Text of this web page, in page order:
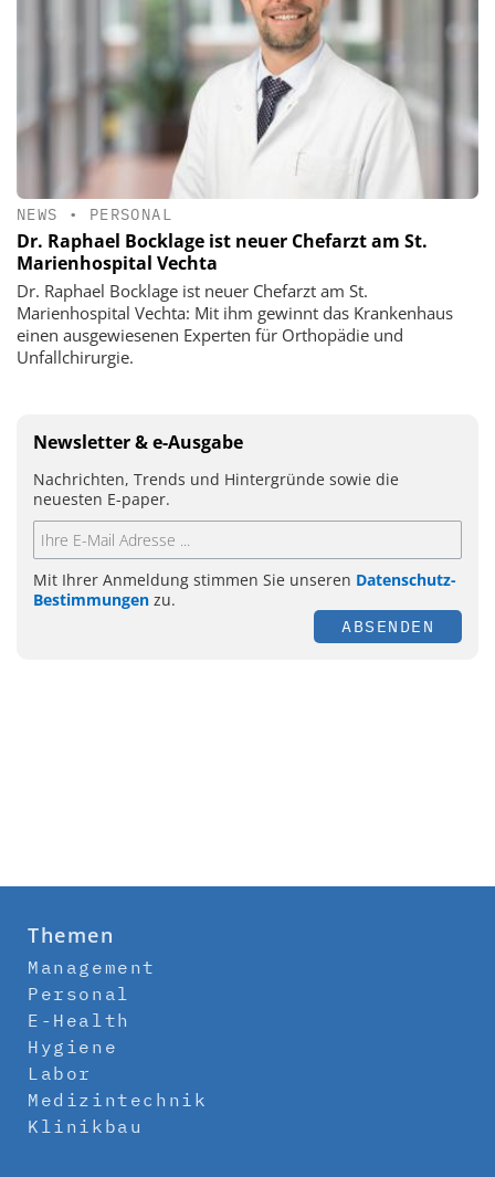
NEWS • PERSONAL
Dr. Raphael Bocklage ist neuer Chefarzt am St.
Marienhospital Vechta
Dr. Raphael Bocklage ist neuer Chefarzt am St.
Marienhospital Vechta: Mit ihm gewinnt das Krankenhaus
einen ausgewiesenen Experten für Orthopädie und
Unfallchirurgie.
Newsletter & e-Ausgabe
Nachrichten, Trends und Hintergründe sowie die
neuesten E-paper.
Mit Ihrer Anmeldung stimmen Sie unseren Datenschutz-
Bestimmungen zu.
ABSENDEN
Themen
Management
Personal
E-Health
Hygiene
Labor
Medizintechnik
Klinikbau